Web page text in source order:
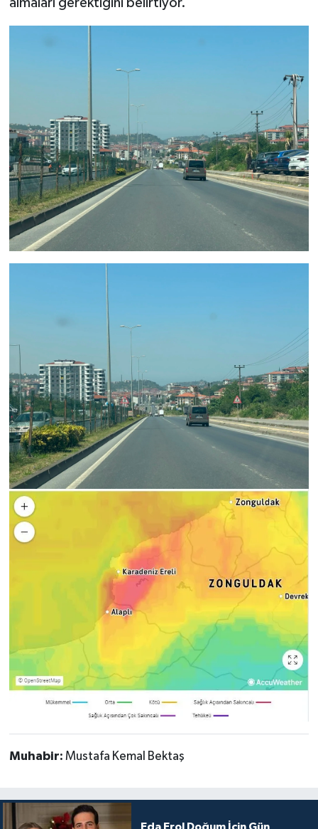
almaları gerektiğini belirtiyor.
Muhabir: Mustafa Kemal Bektaş